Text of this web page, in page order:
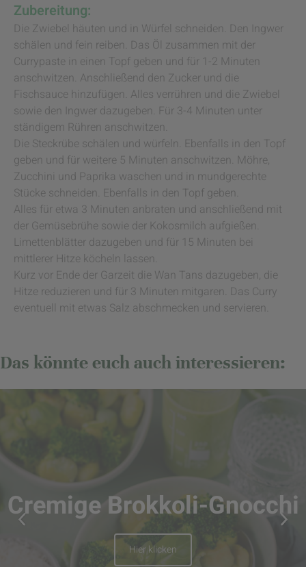
Zubereitung:
Die Zwiebel häuten und in Würfel schneiden. Den Ingwer
schälen und fein reiben. Das Öl zusammen mit der
Currypaste in einen Topf geben und für 1-2 Minuten
anschwitzen. Anschließend den Zucker und die
Fischsauce hinzufügen. Alles verrühren und die Zwiebel
sowie den Ingwer dazugeben. Für 3-4 Minuten unter
ständigem Rühren anschwitzen.
Die Steckrübe schälen und würfeln. Ebenfalls in den Topf
geben und für weitere 5 Minuten anschwitzen. Möhre,
Zucchini und Paprika waschen und in mundgerechte
Stücke schneiden. Ebenfalls in den Topf geben.
Alles für etwa 3 Minuten anbraten und anschließend mit
der Gemüsebrühe sowie der Kokosmilch aufgießen.
Limettenblätter dazugeben und für 15 Minuten bei
mittlerer Hitze köcheln lassen.
Kurz vor Ende der Garzeit die Wan Tans dazugeben, die
Hitze reduzieren und für 3 Minuten mitgaren. Das Curry
eventuell mit etwas Salz abschmecken und servieren.
Das könnte euch auch interessieren:
Cremige Brokkoli-Gnocchi
Hier klicken